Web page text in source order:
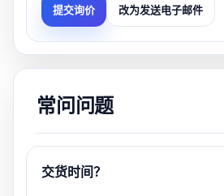
提交询价 改为发送电子邮件
常问问题
交货时间？